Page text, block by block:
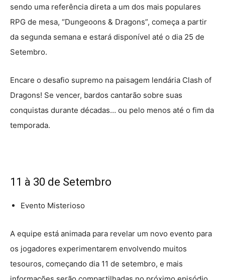
sendo uma referência direta a um dos mais populares
RPG de mesa, “Dungeoons & Dragons”, começa a partir
da segunda semana e estará disponível até o dia 25 de
Setembro.
Encare o desafio supremo na paisagem lendária Clash of
Dragons! Se vencer, bardos cantarão sobre suas
conquistas durante décadas… ou pelo menos até o fim da
temporada.
11 à 30 de Setembro
Evento Misterioso
A equipe está animada para revelar um novo evento para
os jogadores experimentarem envolvendo muitos
tesouros, começando dia 11 de setembro, e mais